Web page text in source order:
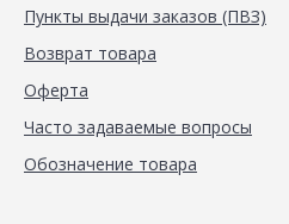
Пункты выдачи заказов (ПВЗ)
Возврат товара
Оферта
Часто задаваемые вопросы
Обозначение товара